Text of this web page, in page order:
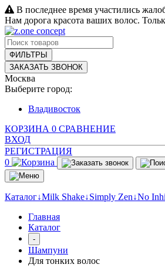
В последнее время участились
Нам дорога красота ваших волос.
ФИЛЬТРЫ
ЗАКАЗАТЬ ЗВОНОК
Москва
Выберите город:
Владивосток
КОРЗИНА 0 СРАВНЕНИЕ
ВХОД
РЕГИСТРАЦИЯ
0
Каталог↓Milk Shake↓Simply Zen↓No
Главная
Каталог
-
Шампуни
Для тонких волос